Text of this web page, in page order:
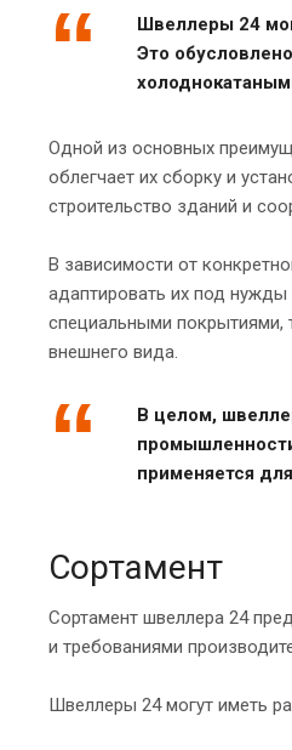
Швеллеры 24
Это
Одной из основных
облегчает их сборку и
строительство зданий и
В зависимости от
адаптировать их под
специальными покрытиями,
внешнего вида.
В целом,
применяется
Сортамент
Сортамент швеллера 24
и требованиями
Швеллеры 24 могут иметь